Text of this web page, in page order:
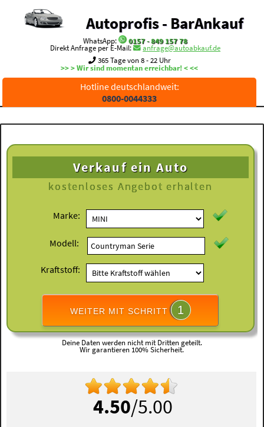
Autoprofis - BarAnkauf
WhatsApp:
0157 - 849 157 78
Direkt Anfrage per E-Mail:
anfrage@autoabkauf.de
365 Tage von 8 - 22 Uhr
>> > Wir sind momentan erreichbar! < <<
Hotline deutschlandweit:
0800-0044333
Verkauf ein Auto
kostenloses Angebot erhalten
Marke:
Modell:
Kraftstoff:
WEITER MIT SCHRITT 1
Deine Daten werden nicht mit Dritten geteilt.
Wir garantieren 100% Sicherheit.
4.50/5.00